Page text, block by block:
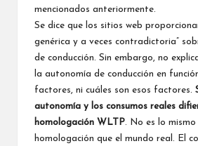
mencionados anteriormente.
Se dice que los sitios web
genérica y a veces contradictoria”
de conducción. Sin embargo, no
la autonomía de conducción en
factores, ni cuáles son esos factores.
autonomía y los consumos reales
homologación WLTP . No es lo
homologación que el mundo real. El